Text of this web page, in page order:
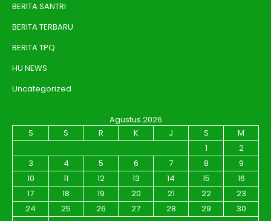
BERITA SANTRI
BERITA TERBARU
BERITA TPQ
HU NEWS
Uncategorized
Agustus 2026
S
S R K J S
M
1
2
3
4 5 6 7 8
9
10
11 12 13 14 15
16
17
18 19 20 21 22
23
24
25 26 27 28 29
30